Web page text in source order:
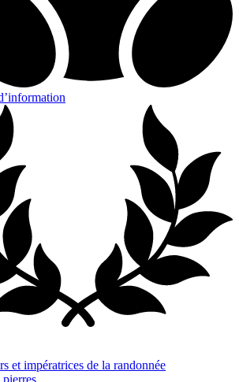
et impératrices de la randonnée
pierres